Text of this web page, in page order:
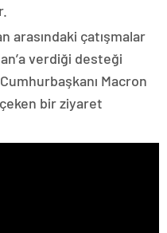
arasındaki çatışmalar
verdiği desteği
Macron
bir ziyaret